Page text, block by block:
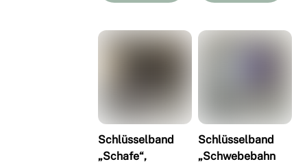
Schlüsselband
„Schafe“,
Schlüsselband
„Schwebebahn